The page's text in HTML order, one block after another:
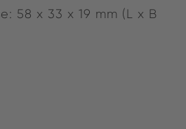
58 x 33 x 19 mm (L x B